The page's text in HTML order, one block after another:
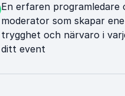
En erfaren programledare
moderator som skapar
trygghet och närvaro i
ditt event